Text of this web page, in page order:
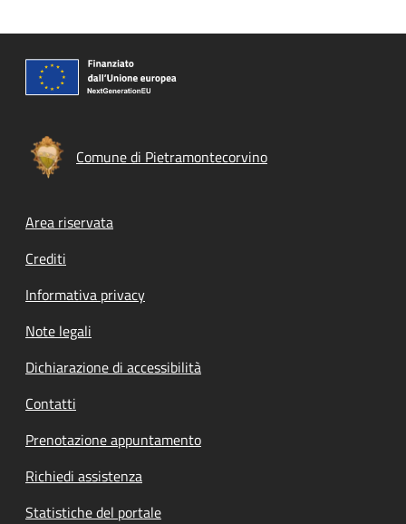
Comune di Pietramontecorvino
Footer menu
Area riservata
Crediti
Informativa privacy
Note legali
Dichiarazione di accessibilità
Contatti
Prenotazione appuntamento
Richiedi assistenza
Statistiche del portale